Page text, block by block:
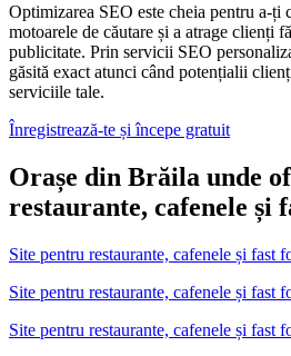
Optimizarea SEO este cheia pentru a-ți
motoarele de căutare și a atrage clienți
publicitate. Prin servicii SEO
găsită exact atunci când potențialii
serviciile tale.
Înregistrează-te și începe gratuit
Orașe din Brăila unde
restaurante, cafenele și
Site pentru restaurante, cafenele și fast
Site pentru restaurante, cafenele și fast
Site pentru restaurante, cafenele și fast